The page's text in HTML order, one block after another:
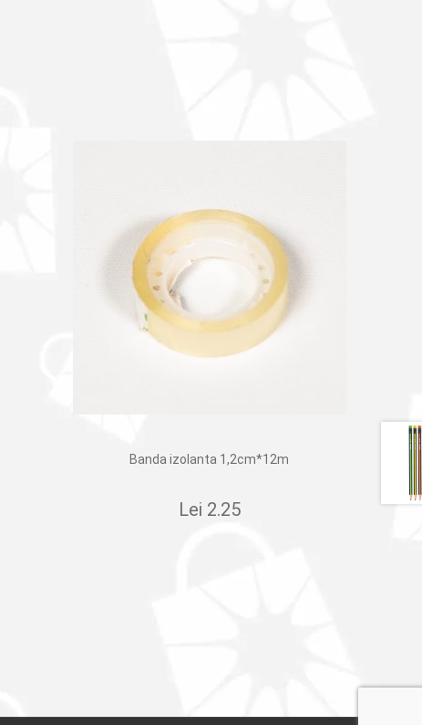
Banda izolanta 1,2cm*12m
Lei 2.25